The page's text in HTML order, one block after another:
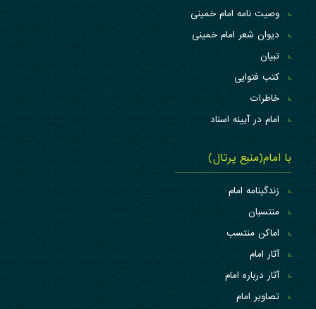
وصیت نامه امام خمینی
دیوان شعر امام خمینی
تبیان
کتب فتوایی
خاطرات
امام در آیینه اسناد
با امام(منبع پرتال)
زندگینامه امام
منتسبان
اماکن منتسب
آثار امام
آثار درباره امام
تصاویر امام